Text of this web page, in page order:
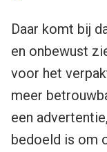
Daar komt bij
en onbewust
voor het
meer
een
bedoeld is om